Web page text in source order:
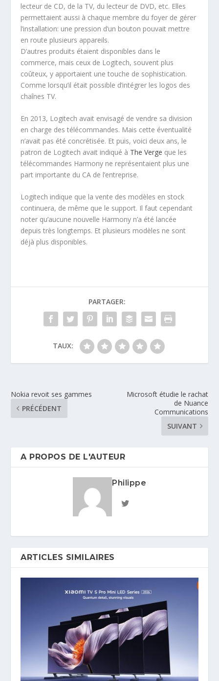
lecteur de CD, de la TV, du lecteur de DVD, etc. Elles
permettaient aussi à chaque membre du foyer de gérer
l’installation: une pression d’un bouton pouvait mettre
en route plusieurs appareils.
D’autres produits étaient disponibles dans le
commerce, mais ceux de Logitech, souvent plus
coûteux, y apportaient une touche de sophistication.
Comme lorsqu’il était possible d’intégrer les logos des
chaînes TV.
En 2013, Logitech avait envisagé de vendre sa division
en charge des télécommandes. Mais cette éventualité
n’avait pas été concrétisée. Et puis, voici deux ans, le
patron de Logitech avait indiqué à The Verge que les
télécommandes Harmony ne représentaient plus une
part importante du CA de l’entreprise.
Logitech indique que la vente des modèles en stock
continuera, de même que le support. Il faut cependant
noter qu’aucune nouvelle Harmony n’a été lancée
depuis très longtemps. Et plusieurs modèles ne sont
déjà plus disponibles.
PARTAGER:
TAUX:
Nokia revoit ses gammes
PRÉCÉDENT
Microsoft étudie le rachat
de Nuance
Communications
SUIVANT
A PROPOS DE L'AUTEUR
Philippe
ARTICLES SIMILAIRES